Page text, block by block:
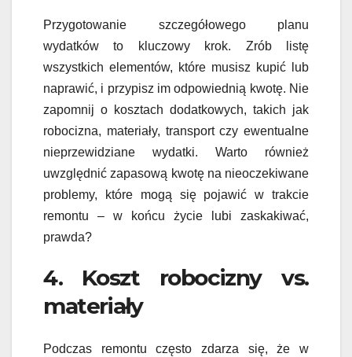
Przygotowanie szczegółowego planu
wydatków to kluczowy krok. Zrób listę
wszystkich elementów, które musisz kupić lub
naprawić, i przypisz im odpowiednią kwotę. Nie
zapomnij o kosztach dodatkowych, takich jak
robocizna, materiały, transport czy ewentualne
nieprzewidziane wydatki. Warto również
uwzględnić zapasową kwotę na nieoczekiwane
problemy, które mogą się pojawić w trakcie
remontu – w końcu życie lubi zaskakiwać,
prawda?
4. Koszt robocizny vs.
materiały
Podczas remontu często zdarza się, że w